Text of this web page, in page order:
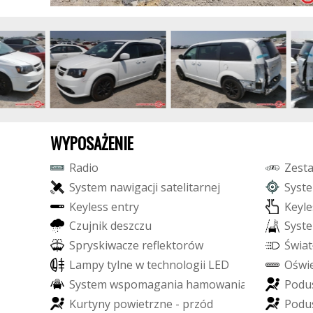
WYPOSAŻENIE
Radio Zesta
System nawigacji satelitarnej Syste
Keyless entry Keyle
Czujnikdeszczu Syste
Spryskiwacze refektorów Świat
Lampytylne wtechnologii LED Oświ
System wspomagania hamowania Podu
Kurtyny powietrzne - przód Podu